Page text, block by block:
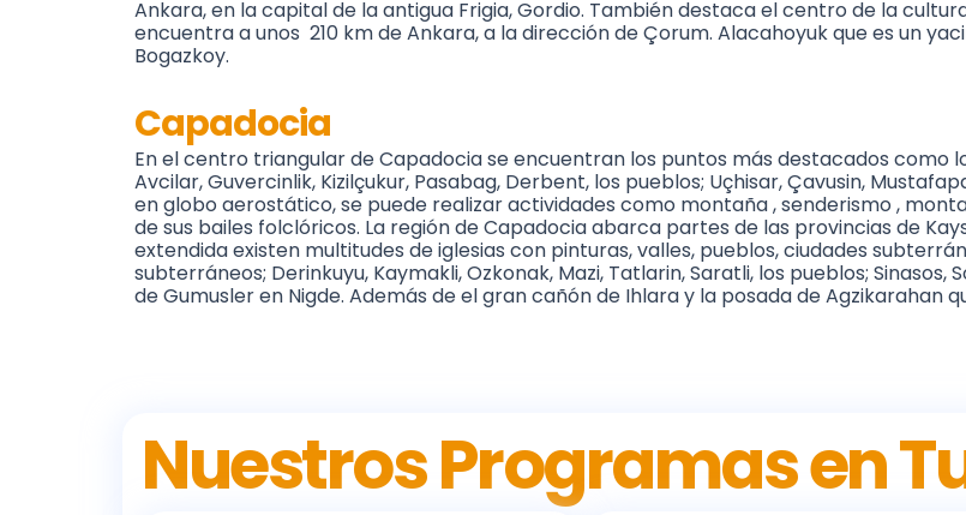
Ankara, en la capital de la antigua Frigia, Gordio. También destaca el centro de la
encuentra a unos 210 km de Ankara, a la dirección de Çorum. Alacahoyuk que es un
Bogazkoy.
Capadocia
En el centro triangular de Capadocia se encuentran los puntos más destacados como
Avcilar, Guvercinlik, Kizilçukur, Pasabag, Derbent, los pueblos; Uçhisar, Çavusin,
en globo aerostático, se puede realizar actividades como montaña , senderismo ,
de sus bailes folclóricos. La región de Capadocia abarca partes de las provincias de
extendida existen multitudes de iglesias con pinturas, valles, pueblos, ciudades
subterráneos; Derinkuyu, Kaymakli, Ozkonak, Mazi, Tatlarin, Saratli, los pueblos;
de Gumusler en Nigde. Además de el gran cañón de Ihlara y la posada de Agzikarahan
Nuestros Programas en